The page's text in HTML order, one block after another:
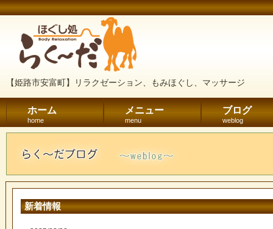
【姫路市安富町】リラクゼーション、もみほぐし、マッサージ
ホーム
home
メニュー
menu
ブログ
weblog
新着情報